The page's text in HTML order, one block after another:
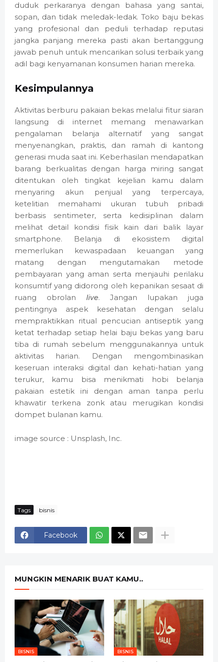
duduk perkaranya dengan bahasa yang santai,
sopan, dan tidak meledak-ledak. Toko baju bekas
yang profesional dan peduli terhadap reputasi
jangka panjang mereka pasti akan bertanggung
jawab penuh untuk mencarikan solusi terbaik yang
adil bagi kenyamanan konsumen harian mereka.
Kesimpulannya
Aktivitas berburu pakaian bekas melalui fitur siaran
langsung di internet memang menawarkan
pengalaman belanja alternatif yang sangat
menyenangkan, praktis, dan ramah di kantong
generasi muda saat ini. Keberhasilan mendapatkan
barang berkualitas dengan harga miring sangat
ditentukan oleh tingkat kejelian kamu dalam
menyaring akun penjual yang terpercaya,
ketelitian memahami ukuran tubuh pribadi
berbasis sentimeter, serta kedisiplinan dalam
melihat detail kondisi fisik kain dari balik layar
smartphone. Belanja di ekosistem digital
memerlukan kewaspadaan keuangan yang
matang dengan mengutamakan metode
pembayaran yang aman serta menjauhi perilaku
konsumtif yang didorong oleh kepanikan sesaat di
ruang obrolan live. Jangan lupakan juga
pentingnya aspek kesehatan dengan selalu
mempraktikkan ritual pencucian antiseptik yang
ketat terhadap setiap helai baju bekas yang baru
tiba di rumah sebelum menggunakannya untuk
aktivitas harian. Dengan mengombinasikan
keseruan interaksi digital dan kehati-hatian yang
terukur, kamu bisa menikmati hobi belanja
pakaian estetik ini dengan aman tanpa perlu
khawatir terkena zonk atau merugikan kondisi
dompet bulanan kamu.
image source : Unsplash, Inc.
Tags bisnis
Facebook
MUNGKIN MENARIK BUAT KAMU..
BISNIS BISNIS